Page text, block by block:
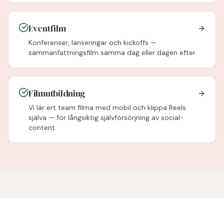
Eventfilm
Konferenser, lanseringar och kickoffs —
sammanfattningsfilm samma dag eller dagen efter.
Filmutbildning
Vi lär ert team filma med mobil och klippa Reels
själva — för långsiktig självförsörjning av social-
content.